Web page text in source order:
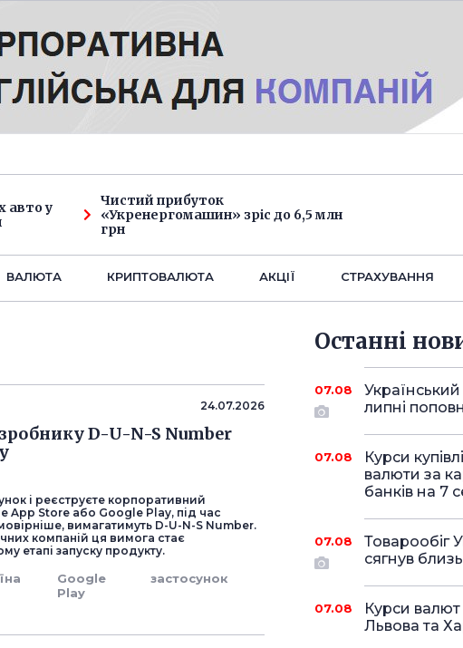
авто у
Чистий прибуток
«Укренергомашин» зріс до 6,5 млн
грн
ВАЛЮТА КРИПТОВАЛЮТА АКЦІЇ СТРАХУВАННЯ
24.07.2026
D-U-N-S Number
і реєструєте корпоративний
App Store або Google Play, під час
вимагатимуть D-U-N-S Number.
компаній ця вимога стає
етапі запуску продукту.
Google
Play
застосунок
Останнi
07.08
липні
07.08
Курси
валюти за
банків на 7
07.08
Товарообіг
сягнув
07.08
Курси
Львова та